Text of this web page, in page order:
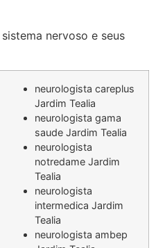
nervoso e seus
neurologista careplus
Jardim Tealia
neurologista gama
saude Jardim Tealia
neurologista
notredame Jardim
Tealia
neurologista
intermedica Jardim
Tealia
neurologista ambep